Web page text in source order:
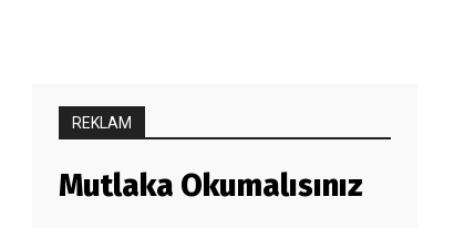
REKLAM
Mutlaka Okumalısınız